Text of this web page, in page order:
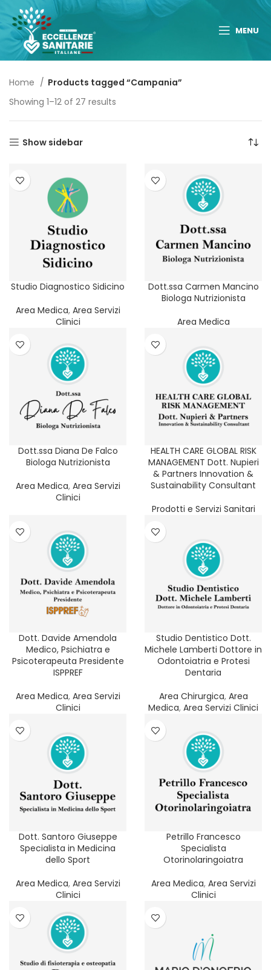
MENU
REGIONE
PROVINCIA
CATEGORIA
Home
Products tagged “Campania”
Showing 1–12 of 27 results
Show sidebar
Studio Diagnostico Sidicino
Area Medica, Area Servizi
Clinici
Dott.ssa Carmen Mancino
Biologa Nutrizionista
Area Medica
Dott.ssa Diana De Falco
Biologa Nutrizionista
Area Medica, Area Servizi
Clinici
HEALTH CARE GLOBAL RISK
MANAGEMENT Dott. Nupieri
& Partners Innovation &
Sustainability Consultant
Prodotti e Servizi Sanitari
Dott. Davide Amendola
Medico, Psichiatra e
Psicoterapeuta Presidente
ISPPREF
Area Medica, Area Servizi
Clinici
Studio Dentistico Dott.
Michele Lamberti Dottore in
Odontoiatria e Protesi
Dentaria
Area Chirurgica, Area
Medica, Area Servizi Clinici
Dott. Santoro Giuseppe
Specialista in Medicina
dello Sport
Area Medica, Area Servizi
Clinici
Petrillo Francesco
Specialista
Otorinolaringoiatra
Area Medica, Area Servizi
Clinici